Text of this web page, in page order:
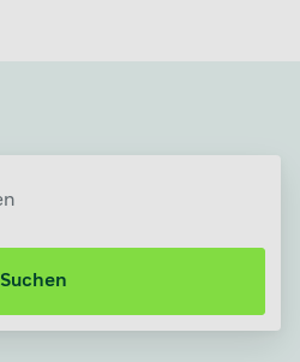
Suchen